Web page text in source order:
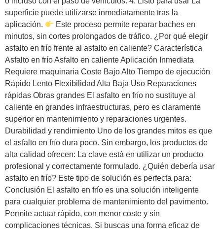
superficie puede utilizarse inmediatamente tras la
aplicación.
Este proceso permite reparar baches en
minutos, sin cortes prolongados de tráfico. ¿Por qué elegir
asfalto en frío frente al asfalto en caliente? Característica
Asfalto en frío Asfalto en caliente Aplicación Inmediata
Requiere maquinaria Coste Bajo Alto Tiempo de ejecución
Rápido Lento Flexibilidad Alta Baja Uso Reparaciones
rápidas Obras grandes El asfalto en frío no sustituye al
caliente en grandes infraestructuras, pero es claramente
superior en mantenimiento y reparaciones urgentes.
Durabilidad y rendimiento Uno de los grandes mitos es que
el asfalto en frío dura poco. Sin embargo, los productos de
alta calidad ofrecen: La clave está en utilizar un producto
profesional y correctamente formulado. ¿Quién debería usar
asfalto en frío? Este tipo de solución es perfecta para:
Conclusión El asfalto en frío es una solución inteligente
para cualquier problema de mantenimiento del pavimento.
Permite actuar rápido, con menor coste y sin
complicaciones técnicas. Si buscas una forma eficaz de